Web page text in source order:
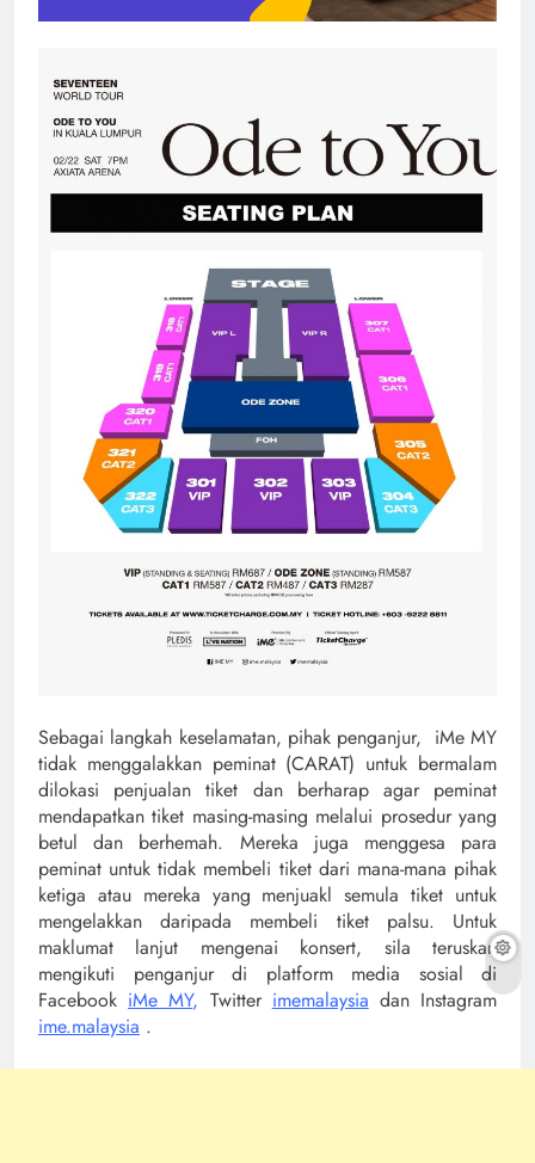
Sebagai langkah keselamatan, pihak penganjur, iMe MY
tidak menggalakkan peminat (CARAT) untuk bermalam
dilokasi penjualan tiket dan berharap agar peminat
mendapatkan tiket masing-masing melalui prosedur yang
betul dan berhemah. Mereka juga menggesa para
peminat untuk tidak membeli tiket dari mana-mana pihak
ketiga atau mereka yang menjuakl semula tiket untuk
mengelakkan daripada membeli tiket palsu. Untuk
maklumat lanjut mengenai konsert, sila teruskan
mengikuti penganjur di platform media sosial di
Facebook iMe MY, Twitter imemalaysia dan Instagram
ime.malaysia .